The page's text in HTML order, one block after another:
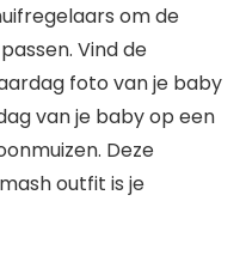
om de
Vind de
foto van je baby
van je baby op een
Deze
outfit is je